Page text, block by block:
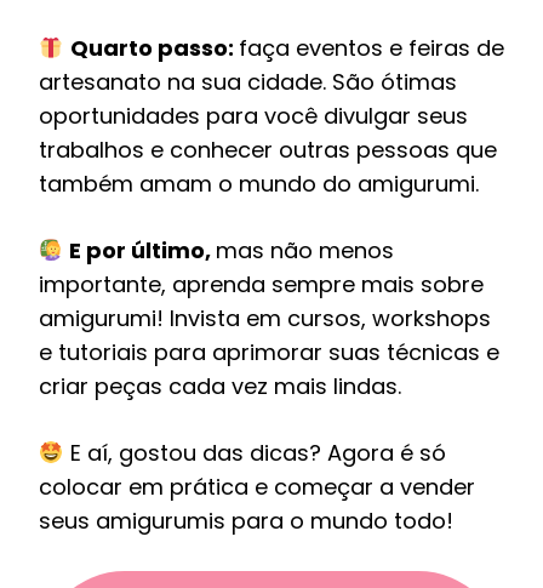
Quarto passo: faça eventos e feiras de
artesanato na sua cidade. São ótimas
oportunidades para você divulgar seus
trabalhos e conhecer outras pessoas que
também amam o mundo do amigurumi.
E por último, mas não menos
importante, aprenda sempre mais sobre
amigurumi! Invista em cursos, workshops
e tutoriais para aprimorar suas técnicas e
criar peças cada vez mais lindas.
E aí, gostou das dicas? Agora é só
colocar em prática e começar a vender
seus amigurumis para o mundo todo!